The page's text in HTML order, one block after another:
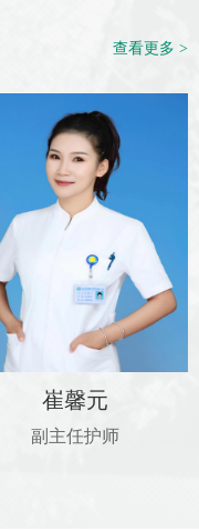
查看更多 >
崔馨元
副主任护师